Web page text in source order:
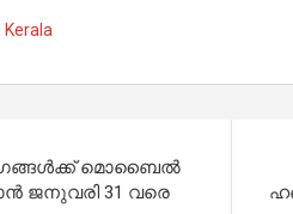
Kerala
മൊബൈൽ
ജനുവരി 31 വരെ